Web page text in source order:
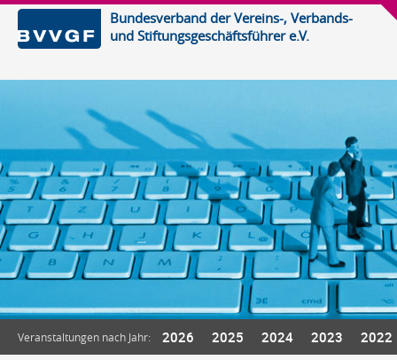
Bundesverband der Vereins-, Verbands-
und Stiftungsgeschäftsführer e.V.
Veranstaltungen nach Jahr: 2026 2025 2024 2023 2022